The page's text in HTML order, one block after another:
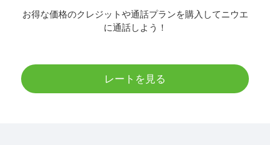
お得な価格のクレジットや通話プランを購入してニウエ
に通話しよう！
レートを見る